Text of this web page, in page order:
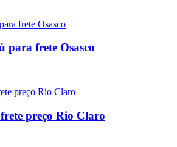
para frete Osasco
preço Rio Claro